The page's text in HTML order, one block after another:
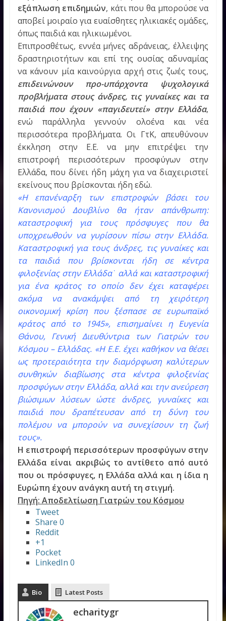
εξάπλωση επιδημιών, κάτι που θα μπορούσε να
αποβεί μοιραίο για ευαίσθητες ηλικιακές ομάδες,
όπως παιδιά και ηλικιωμένοι.
Επιπροσθέτως, εννέα μήνες αδράνειας, έλλειψης
δραστηριοτήτων και επί της ουσίας αδυναμίας
να κάνουν μία καινούργια αρχή στις ζωές τους,
επιδεινώνουν προ-υπάρχοντα ψυχολογικά
προβλήματα στους άνδρες, τις γυναίκες και τα
παιδιά που έχουν «παγιδευτεί» στην Ελλάδα,
ενώ παράλληλα γεννούν ολοένα και νέα
περισσότερα προβλήματα. Οι ΓτΚ, απευθύνουν
έκκληση στην Ε.Ε. να μην επιτρέψει την
επιστροφή περισσότερων προσφύγων στην
Ελλάδα, που δίνει ήδη μάχη για να διαχειριστεί
εκείνους που βρίσκονται ήδη εδώ.
«Η επανέναρξη των επιστροφών βάσει του
Κανονισμού Δουβλίνο θα ήταν απάνθρωπη:
καταστροφική για τους πρόσφυγες που θα
υποχρεωθούν να γυρίσουν πίσω στην Ελλάδα.
Καταστροφική για τους άνδρες, τις γυναίκες και
τα παιδιά που βρίσκονται ήδη σε κέντρα
φιλοξενίας στην Ελλάδα˙ αλλά και καταστροφική
για ένα κράτος το οποίο δεν έχει καταφέρει
ακόμα να ανακάμψει από τη χειρότερη
οικονομική κρίση που ξέσπασε σε ευρωπαϊκό
κράτος από το 1945», επισημαίνει η Ευγενία
Θάνου, Γενική Διευθύντρια των Γιατρών του
Κόσμου – Ελλάδας. «Η Ε.Ε. έχει καθήκον να θέσει
ως προτεραιότητα την διαμόρφωση καλύτερων
συνθηκών διαβίωσης στα κέντρα φιλοξενίας
προσφύγων στην Ελλάδα, αλλά και την ανεύρεση
βιώσιμων λύσεων ώστε άνδρες, γυναίκες και
παιδιά που δραπέτευσαν από τη δύνη του
πολέμου να μπορούν να συνεχίσουν τη ζωή
τους».
Η επιστροφή περισσότερων προσφύγων στην
Ελλάδα είναι ακριβώς το αντίθετο από αυτό
που οι πρόσφυγες, η Ελλάδα αλλά και η ίδια η
Ευρώπη έχουν ανάγκη αυτή τη στιγμή.
Πηγή: Αποδελτίωση Γιατρών του Κόσμου
Tweet
Share 0
Reddit
+1
Pocket
LinkedIn 0
Bio Latest Posts
echaritygr